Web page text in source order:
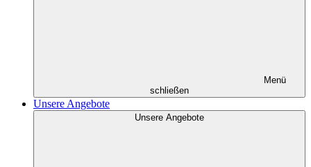
Menü
schließen
Unsere Angebote
Unsere Angebote